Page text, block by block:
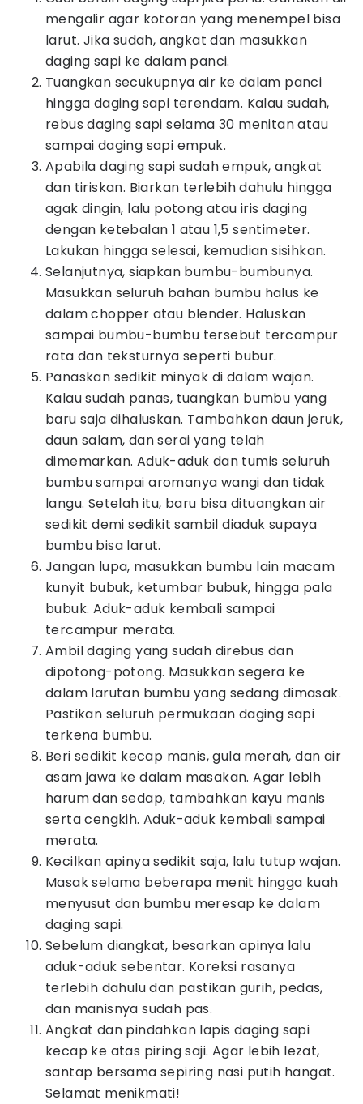
mengalir agar kotoran yang menempel bisa
larut. Jika sudah, angkat dan masukkan
daging sapi ke dalam panci.
Tuangkan secukupnya air ke dalam panci
hingga daging sapi terendam. Kalau sudah,
rebus daging sapi selama 30 menitan atau
sampai daging sapi empuk.
Apabila daging sapi sudah empuk, angkat
dan tiriskan. Biarkan terlebih dahulu hingga
agak dingin, lalu potong atau iris daging
dengan ketebalan 1 atau 1,5 sentimeter.
Lakukan hingga selesai, kemudian sisihkan.
Selanjutnya, siapkan bumbu-bumbunya.
Masukkan seluruh bahan bumbu halus ke
dalam chopper atau blender. Haluskan
sampai bumbu-bumbu tersebut tercampur
rata dan teksturnya seperti bubur.
Panaskan sedikit minyak di dalam wajan.
Kalau sudah panas, tuangkan bumbu yang
baru saja dihaluskan. Tambahkan daun jeruk,
daun salam, dan serai yang telah
dimemarkan. Aduk-aduk dan tumis seluruh
bumbu sampai aromanya wangi dan tidak
langu. Setelah itu, baru bisa dituangkan air
sedikit demi sedikit sambil diaduk supaya
bumbu bisa larut.
Jangan lupa, masukkan bumbu lain macam
kunyit bubuk, ketumbar bubuk, hingga pala
bubuk. Aduk-aduk kembali sampai
tercampur merata.
Ambil daging yang sudah direbus dan
dipotong-potong. Masukkan segera ke
dalam larutan bumbu yang sedang dimasak.
Pastikan seluruh permukaan daging sapi
terkena bumbu.
Beri sedikit kecap manis, gula merah, dan air
asam jawa ke dalam masakan. Agar lebih
harum dan sedap, tambahkan kayu manis
serta cengkih. Aduk-aduk kembali sampai
merata.
Kecilkan apinya sedikit saja, lalu tutup wajan.
Masak selama beberapa menit hingga kuah
menyusut dan bumbu meresap ke dalam
daging sapi.
Sebelum diangkat, besarkan apinya lalu
aduk-aduk sebentar. Koreksi rasanya
terlebih dahulu dan pastikan gurih, pedas,
dan manisnya sudah pas.
Angkat dan pindahkan lapis daging sapi
kecap ke atas piring saji. Agar lebih lezat,
santap bersama sepiring nasi putih hangat.
Selamat menikmati!